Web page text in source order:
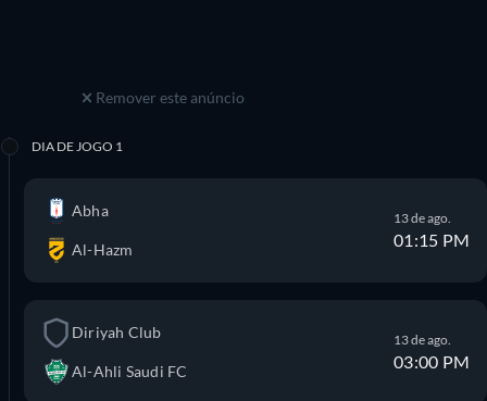
Remover este anúncio
DIA DE JOGO 1
Abha
Al-Hazm
13 de ago.
01:15 PM
Diriyah Club
Al-Ahli Saudi FC
13 de ago.
03:00 PM